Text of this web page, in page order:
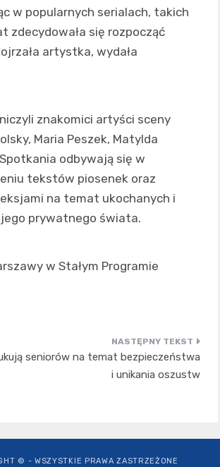
w popularnych serialach, takich
zdecydowała się rozpocząć
artystka, wydała
znakomici artyści sceny
Maria Peszek, Matylda
odbywają się w
tekstów piosenek oraz
na temat ukochanych i
prywatnego świata.
w Stałym Programie
seniorów na temat bezpieczeństwa
i unikania oszustw
© - WSZYSTKIE PRAWA ZASTRZEŻONE